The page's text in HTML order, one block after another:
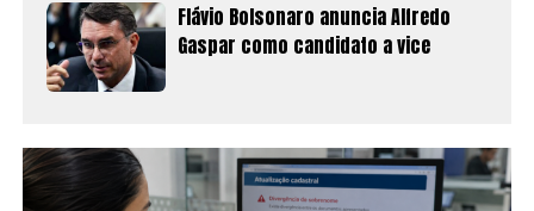
Flávio Bolsonaro anuncia Alfredo
Gaspar como candidato a vice